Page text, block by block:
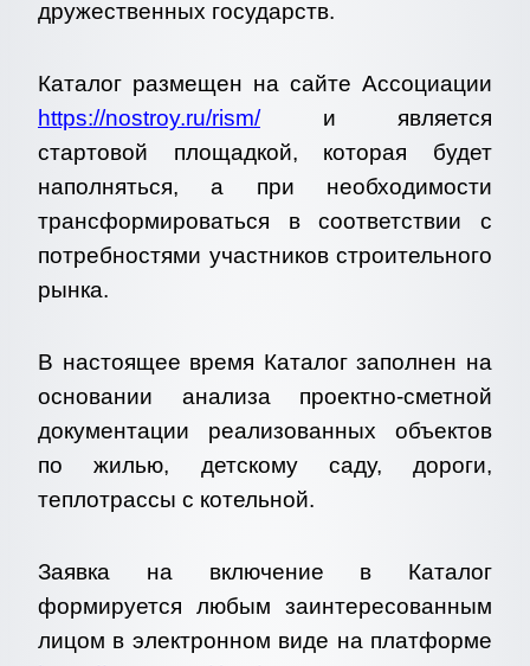
дружественных государств.
Каталог размещен на сайте Ассоциации
https://nostroy.ru/rism/и является
стартовой площадкой, которая будет
наполняться, а при необходимости
трансформироваться в соответствии с
потребностями участников строительного
рынка.
В настоящее время Каталог заполнен на
основании анализа проектно-сметной
документации реализованных объектов
по жилью, детскому саду, дороги,
теплотрассы с котельной.
Заявка на включение в Каталог
формируется любым заинтересованным
лицом в электронном виде на платформе